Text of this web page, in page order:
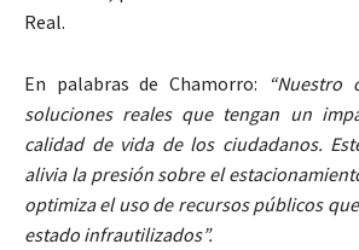
Real.
En palabras de Chamorro:
“Nuestro
soluciones reales que tengan un
calidad de vida de los ciudadanos.
alivia la presión sobre el
optimiza el uso de recursos públicos
estado infrautilizados”.